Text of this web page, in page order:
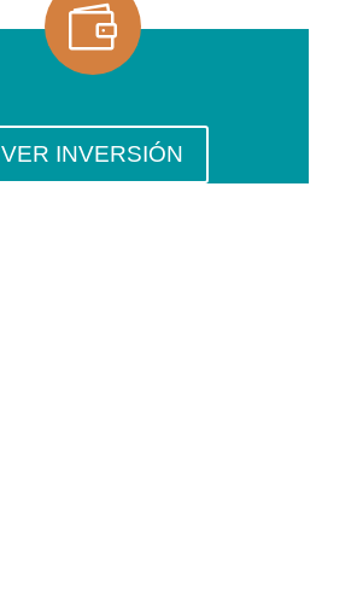

VER INVERSIÓN